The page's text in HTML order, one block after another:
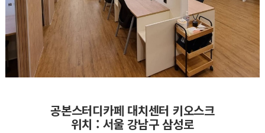
공본스터디카페 대치센터 키오스크
위치 : 서울 강남구 삼성로